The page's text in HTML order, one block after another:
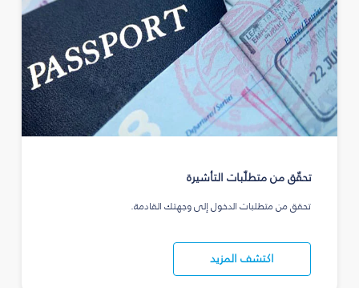
تحقّق من متطلّبات التأشيرة
تحقق من متطلبات الدخول إلى وجهتك القادمة.
اكتشف المزيد